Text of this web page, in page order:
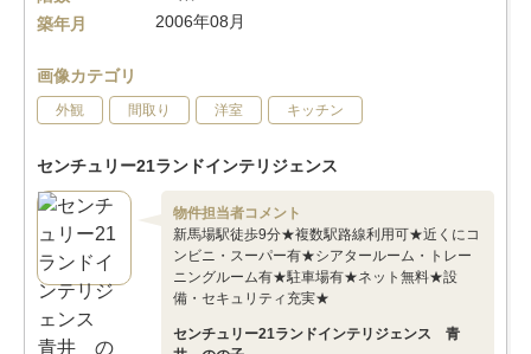
築年月
2006年08月
画像カテゴリ
外観 間取り 洋室 キッチン
センチュリー21ランドインテリジェンス
物件担当者コメント
新馬場駅徒歩9分★複数駅路線利用可★近くにコ
ンビニ・スーパー有★シアタールーム・トレー
ニングルーム有★駐車場有★ネット無料★設
備・セキュリティ充実★
センチュリー21ランドインテリジェンス 青